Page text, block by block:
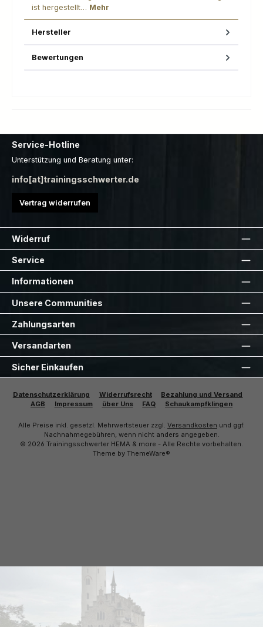
ist hergestellt… Mehr
Hersteller
Bewertungen
Service-Hotline
Unterstützung und Beratung unter:
info[at]trainingsschwerter.de
Vertrag widerrufen
Widerruf
Service
Informationen
Unsere Communities
Zahlungsarten
Versandarten
Sicher Einkaufen
Datenschutzerklärung Widerrufsrecht
Bezahlung und Versand
AGB
Impressum über Uns FAQ Schaukampfklingen
Alle Preise inkl. gesetzl. Mehrwertsteuer zzgl. Versandkosten und ggf.
Nachnahmegebühren, wenn nicht anders angegeben.
© 2026 Trainingsschwerter HEMA & more - Alle Rechte vorbehalten.
Theme by ThemeWare®